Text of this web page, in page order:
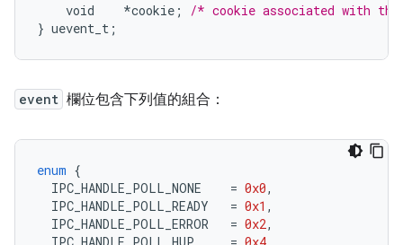
void
*cookie ;
/* cookie associated with
} uevent_t ;
event 欄位包含下列值的組合：
enum {
IPC_HANDLE_POLL_NONE
= 0x0,
IPC_HANDLE_POLL_READY
= 0x1 ,
IPC_HANDLE_POLL_ERROR
= 0x2,